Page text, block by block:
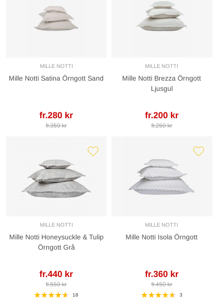
MILLE NOTTI
Mille Notti Satina Örngott Sand
fr.280 kr
fr.350 kr
MILLE NOTTI
Mille Notti Brezza Örngott
Ljusgul
fr.200 kr
fr.250 kr
MILLE NOTTI
Mille Notti Honeysuckle & Tulip
Örngott Grå
fr.440 kr
fr.550 kr
18
MILLE NOTTI
Mille Notti Isola Örngott
fr.360 kr
fr.450 kr
3